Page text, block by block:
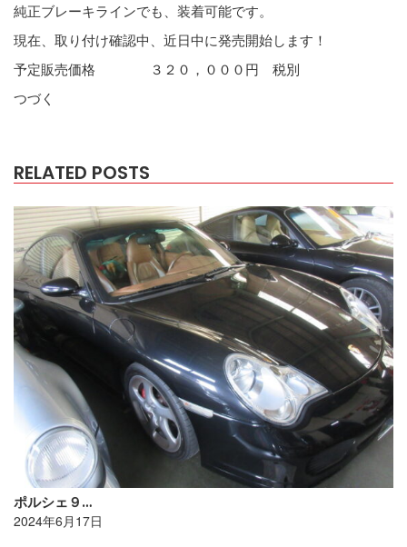
純正ブレーキラインでも、装着可能です。
現在、取り付け確認中、近日中に発売開始します！
予定販売価格 ３２０，０００円 税別
つづく
RELATED POSTS
ポルシェ９…
2024年6月17日